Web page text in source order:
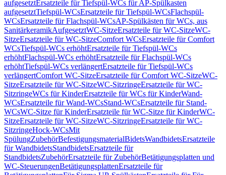
aufgesetztErsatzteile für Tiefspül-WCs für AP-Spülkasten
aufgesetztTiefspül-WCsErsatzteile für Tiefspül-WCsFlachspül-
WCsErsatzteile für Flachspül-WCsAP-Spülkästen für WCs, aus
SanitärkeramikAufgesetztWC-SitzeErsatzteile für WC-SitzeWC-
SitzeErsatzteile für WC-SitzeComfort WCsErsatzteile für Comfort
WCsTiefspül-WCs erhöhtErsatzteile für Tiefspül-WCs
erhöhtFlachspül-WCs erhöhtErsatzteile für Flachspül-WCs
erhöhtTiefspül-WCs verlängertErsatzteile für Tiefspül-WCs
verlängertComfort WC-SitzeErsatzteile für Comfort WC-SitzeWC-
SitzeErsatzteile für WC-SitzeWC-SitzringeErsatzteile für WC-
SitzringeWCs für KinderErsatzteile für WCs für KinderWand-
WCsErsatzteile für Wand-WCsStand-WCsErsatzteile für Stand-
WCsWC-Sitze für KinderErsatzteile für WC-Sitze für KinderWC-
SitzeErsatzteile für WC-SitzeWC-SitzringeErsatzteile für WC-
SitzringeHock-WCsMit
SpülungZubehörBefestigungsmaterialBidetsWandbidetsErsatzteile
für WandbidetsStandbidetsErsatzteile für
StandbidetsZubehörErsatzteile für ZubehörBetätigungsplatten und
WC-SteuerungenBetätigungsplattenErsatzteile für